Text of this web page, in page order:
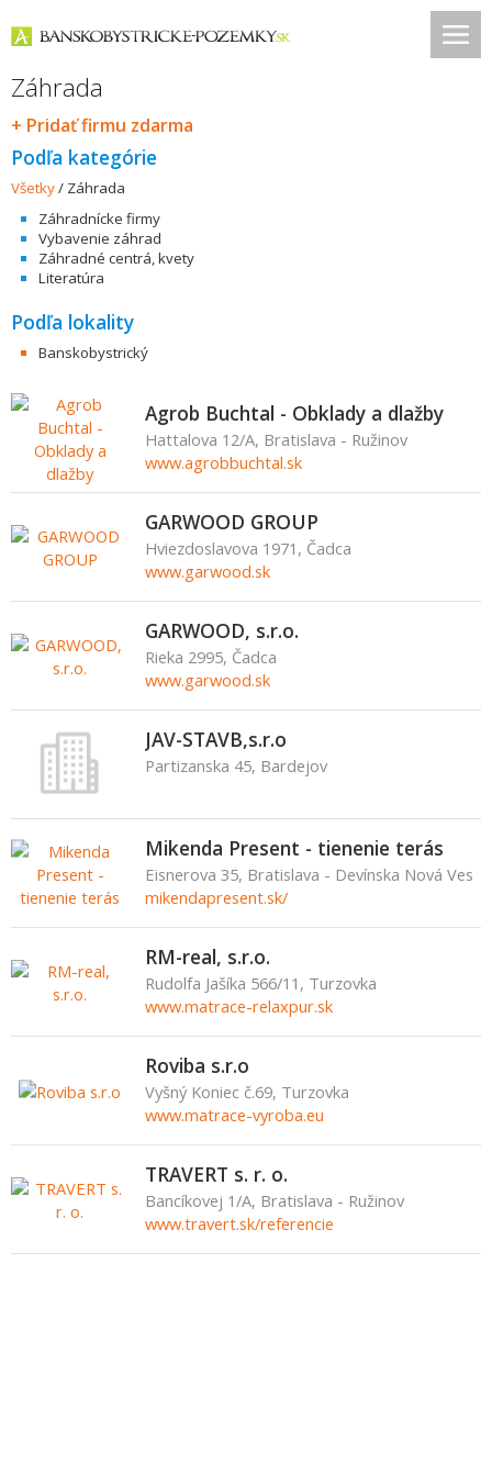
Záhrada
+ Pridať firmu zdarma
Podľa kategórie
Všetky/ Záhrada
Záhradnícke firmy
Vybavenie záhrad
Záhradné centrá, kvety
Literatúra
Podľa lokality
Banskobystrický
Agrob Buchtal - Obklady a dlažby
Hattalova 12/A, Bratislava - Ružinov
www.agrobbuchtal.sk
GARWOOD GROUP
Hviezdoslavova 1971, Čadca
www.garwood.sk
GARWOOD, s.r.o.
Rieka 2995, Čadca
www.garwood.sk
JAV-STAVB,s.r.o
Partizanska 45, Bardejov
Mikenda Present - tienenie terás
Eisnerova 35, Bratislava - Devínska Nová Ves
mikendapresent.sk/
RM-real, s.r.o.
Rudolfa Jašíka 566/11, Turzovka
www.matrace-relaxpur.sk
Roviba s.r.o
Vyšný Koniec č.69, Turzovka
www.matrace-vyroba.eu
TRAVERT s. r. o.
Bancíkovej 1/A, Bratislava - Ružinov
www.travert.sk/referencie